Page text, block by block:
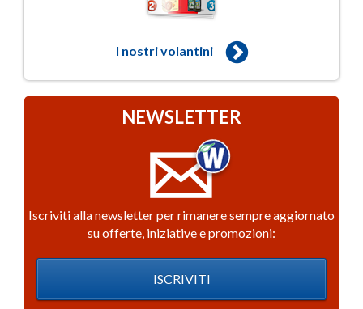
I nostri volantini
NEWSLETTER
Iscriviti alla newsletter per rimanere sempre aggiornato
su offerte, iniziative e promozioni:
ISCRIVITI